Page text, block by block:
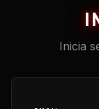
Inicia